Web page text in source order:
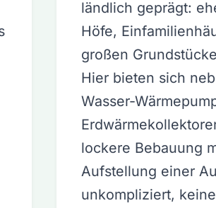
ländlich geprägt:
Höfe,
großen
Hier bieten sich
Wasser-
lockere Bebauung
Aufstellung einer
unkompliziert, keine